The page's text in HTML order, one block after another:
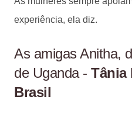
experiência, ela diz.
As amigas Anitha,
de Uganda - Tânia
Brasil